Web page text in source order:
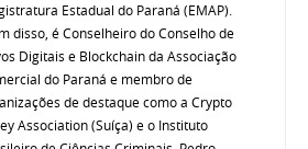
Estadual do Paraná (EMAP).
disso, é Conselheiro do Conselho de
Digitais e Blockchain da Associação
do Paraná e membro de
de destaque como a Crypto
Association (Suíça) e o Instituto